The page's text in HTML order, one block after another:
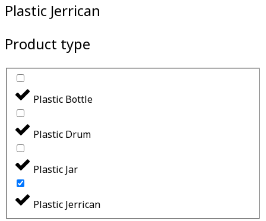
Plastic Jerrican
Product type
Plastic Bottle
Plastic Drum
Plastic Jar
Plastic Jerrican